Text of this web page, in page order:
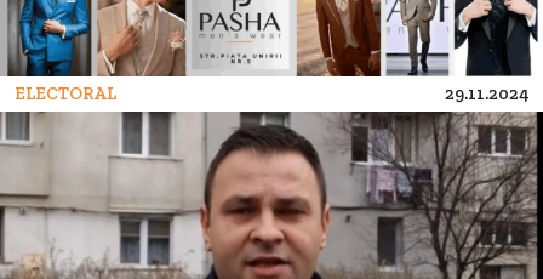
ELECTORAL 29.11.2024